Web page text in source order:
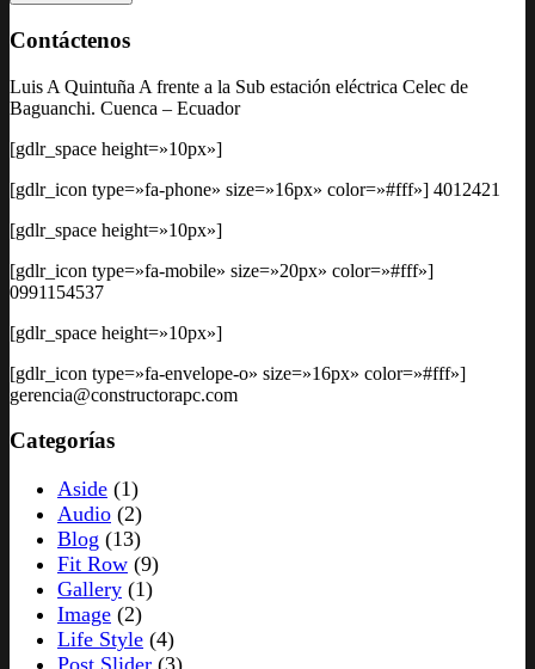
Contáctenos
Luis A Quintuña A frente a la Sub estación eléctrica Celec de
Baguanchi. Cuenca – Ecuador
[gdlr_space height=»10px»]
[gdlr_icon type=»fa-phone» size=»16px» color=»#fff»] 4012421
[gdlr_space height=»10px»]
[gdlr_icon type=»fa-mobile» size=»20px» color=»#fff»]
0991154537
[gdlr_space height=»10px»]
[gdlr_icon type=»fa-envelope-o» size=»16px» color=»#fff»]
gerencia@constructorapc.com
Categorías
Aside (1)
Audio (2)
Blog (13)
Fit Row (9)
Gallery (1)
Image (2)
Life Style (4)